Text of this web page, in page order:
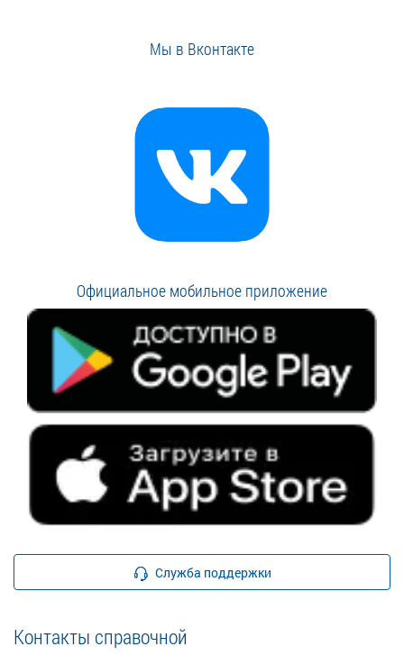
Мы в Вконтакте
Официальное мобильное приложение
Служба поддержки
Контакты справочной